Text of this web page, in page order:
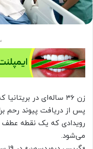
زن ۳۶ ساله‌ای در
پس از دریافت پیوند رحم
رویدادی که یک نقطه
می‌شود.